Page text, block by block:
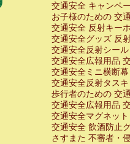
交通安全 キャンペ
お子様のための 交
交通安全 反射キー
交通安全グッズ 反
交通安全反射シール
交通安全広報用品
交通安全ミニ横断
交通安全反射タスキ
歩行者のための 交
交通安全広報用品
交通安全マグネット
交通安全 飲酒防止
さすまた 不審者・